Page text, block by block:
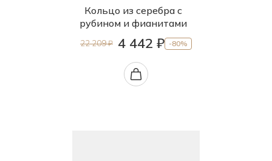
Кольцо из серебра с
рубином и фианитами
22 209 ₽ 4 442 ₽ -80%